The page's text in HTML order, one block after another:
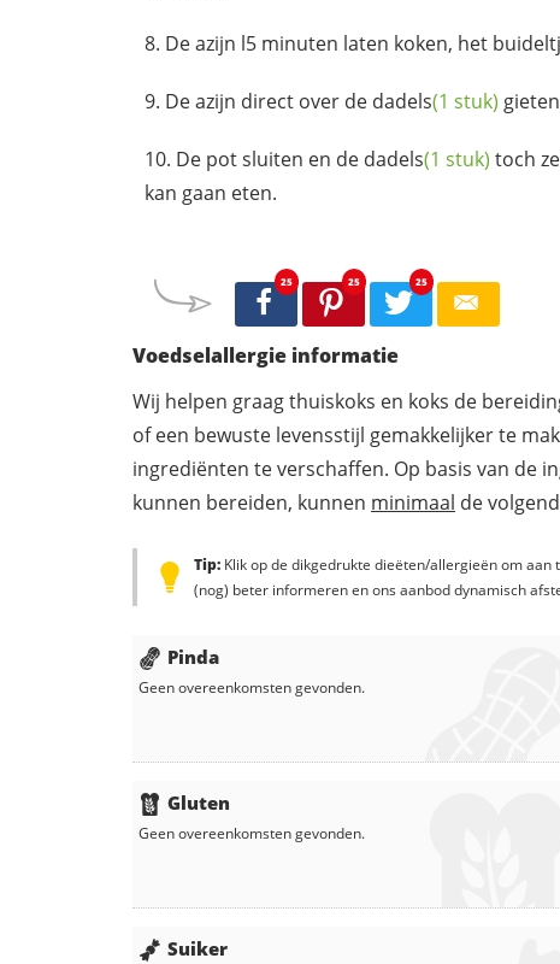
De azijn l5 minuten laten koken, het
De azijn direct over de dadels(1 stuk)
De pot sluiten en de dadels(1 stuk) toch
kan gaan eten.
25 25 25
Voedselallergie informatie
Wij helpen graag thuiskoks en koks de
of een bewuste levensstijl gemakkelijker te
ingrediënten te verschaffen. Op basis van de
kunnen bereiden, kunnen minimaal de
Tip: Klik op de dikgedrukte dieëten/allergieën om
(nog) beter informeren en ons aanbod dynamisch
Pinda
Geen overeenkomsten gevonden.
Gluten
Geen overeenkomsten gevonden.
Suiker